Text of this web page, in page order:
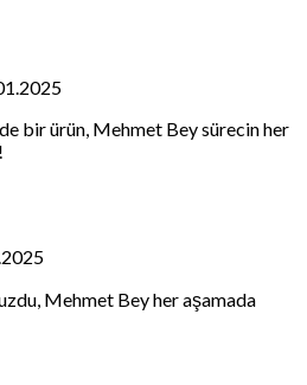
bir ürün, Mehmet Bey sürecin her
Mehmet Bey her aşamada